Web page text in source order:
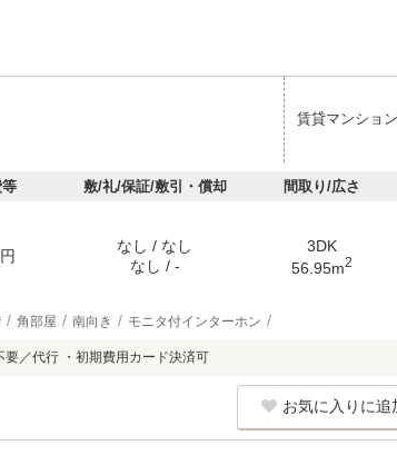
賃貸マンション
敷/礼/保証/敷引・償却 間取り/広さ
なし / なし
なし / -
3DK
56.95m2
角部屋 南向き モニタ付インターホン
／代行 ・初期費用カード決済可
お気に入りに追